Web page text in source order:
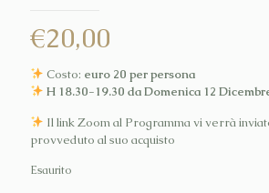
€20,00
Costo: euro 20 per persona
H 18.30-19.30 da Domenica 12
Il link Zoom al Programma vi verrà
provveduto al suo acquisto
Esaurito